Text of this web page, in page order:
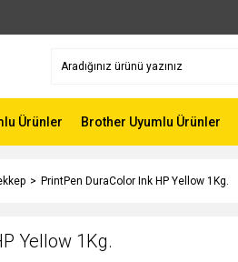
Ürünler Brother Uyumlu Ürünler
PrintPen DuraColor Ink HP Yellow 1Kg.
Yellow 1Kg.